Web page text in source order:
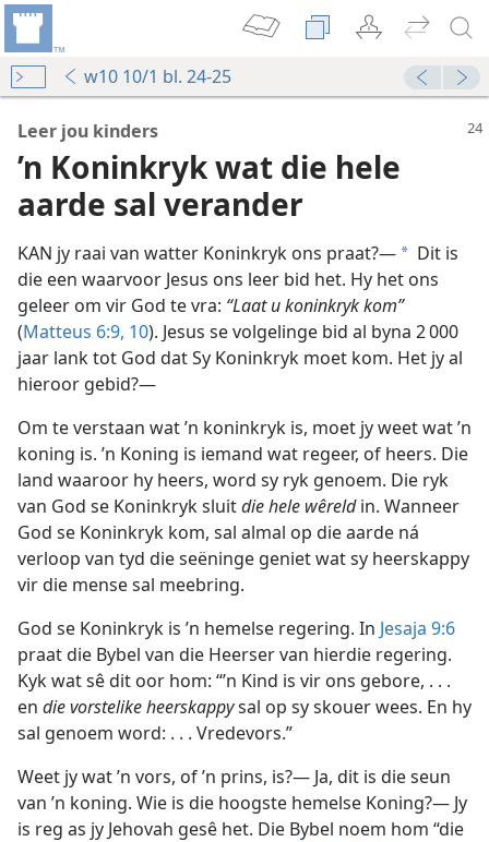
w10 10/1 bl. 24-25
het
Leer jou kinders
’n Koninkryk wat die hele
aarde sal verander
KAN jy raai van watter Koninkryk ons praat?— a Dit is
die een waarvoor Jesus ons leer bid het. Hy het ons
geleer om vir God te vra: “Laat u koninkryk kom”
(Matteus 6:9, 10). Jesus se volgelinge bid al byna 2 000
jaar lank tot God dat Sy Koninkryk moet kom. Het jy al
hieroor gebid?—
Om te verstaan wat ’n koninkryk is, moet jy weet wat ’n
koning is. ’n Koning is iemand wat regeer, of heers. Die
land waaroor hy heers, word sy ryk genoem. Die ryk
van God se Koninkryk sluitdie hele wêreldin. Wanneer
God se Koninkryk kom, sal almal op die aarde ná
verloop van tyd die seëninge geniet wat sy heerskappy
vir die mense sal meebring.
God se Koninkryk is ’n hemelse regering. In Jesaja 9:6
praat die Bybel van die Heerser van hierdie regering.
Kyk wat sê dit oor hom: “’n Kind is vir ons gebore, . . .
en die vorstelike heerskappysal op sy skouer wees. En hy
sal genoem word: . . . Vredevors.”
Weet jy wat ’n vors, of ’n prins, is?— Ja, dit is die seun
van ’n koning. Wie is die hoogste hemelse Koning?— Jy
is reg as jy Jehovah gesê het. Die Bybel noem hom “die